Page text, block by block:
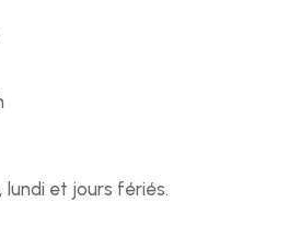
lundi et jours fériés.